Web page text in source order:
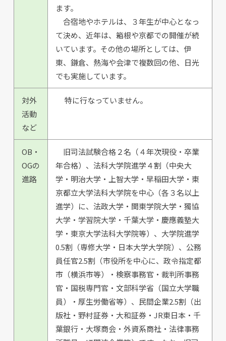
ます。
合宿地やホテルは、３年生が中心となっ
て決め、近年は、箱根や京都での開催が続
いています。その他の場所としては、伊
東、鎌倉、熱海や会津で複数回の他、日光
でも実施しています。
対外
活動
など
特に行なっていません。
OB・
OGの
進路
旧司法試験合格２名（４年次現役・卒業
年合格）、法科大学院進学４割（中央大
学・明治大学・上智大学・早稲田大学・東
京都立大学法科大学院を中心（各３名以上
進学）に、法政大学・関東学院大学・獨協
大学・学習院大学・千葉大学・慶應義塾大
学・東京大学法科大学院等）、大学院進学
0.5割（専修大学・日本大学大学院）、公務
員任官2.5割（市役所を中心に、政令指定都
市（横浜市等）・検察事務官・裁判所事務
官・国税専門官・文部科学省（国立大学職
員）・厚生労働省等）、民間企業2.5割（出
版社・野村証券・大和証券・JR東日本・千
葉銀行・大塚商会・外資系商社・法律事務